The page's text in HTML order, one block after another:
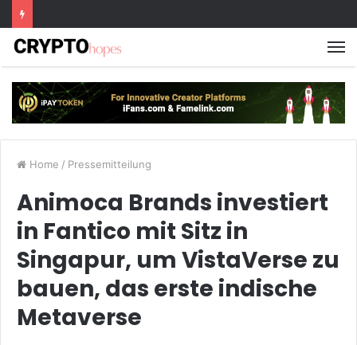
Home / Pressemitteilung
Animoca Brands investiert
in Fantico mit Sitz in
Singapur, um VistaVerse zu
bauen, das erste indische
Metaverse